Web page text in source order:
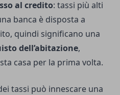
al credito: tassi più alti
banca è disposta a
quindi significano una
dell’abitazione,
casa per la prima volta.
tassi può innescare una